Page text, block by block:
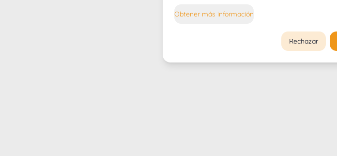
Obtener más información
Rechazar